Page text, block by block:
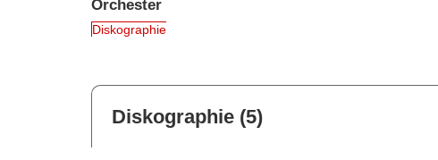
Orchester
Diskographie
Diskographie (5)